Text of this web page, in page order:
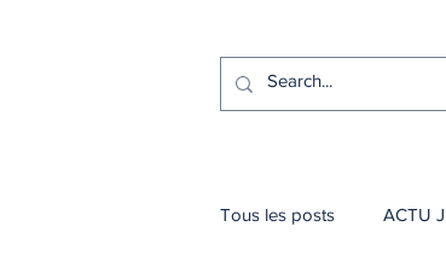
Tous les posts ACTU